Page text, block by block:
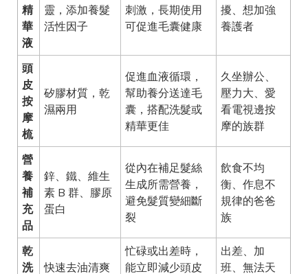
精
華
液
靈，添加養髮
活性因子
刺激，長期使用
可促進毛囊健康
擾、想加強
養護者
頭
皮
按
摩
梳
矽膠材質，乾
濕兩用
促進血液循環，
幫助養分送達毛
囊，搭配洗髮或
精華更佳
久坐辦公、
壓力大、愛
看電視邊按
摩的族群
營
養
補
充
品
鋅、鐵、維生
素 B 群、膠原
蛋白
從內在補足髮絲
生成所需營養，
避免髮質變細斷
裂
飲食不均
衡、作息不
規律的爸爸
族
乾
洗
快速去油清爽
忙碌或出差時，
能立即減少頭皮
出差、加
班、無法天